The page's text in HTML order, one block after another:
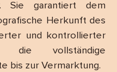
Sie garantiert dem
Herkunft des
und kontrollierter
die vollständige
bis zur Vermarktung.